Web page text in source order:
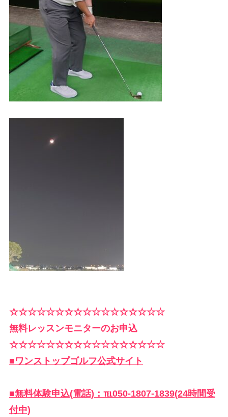
☆☆☆☆☆☆☆☆☆☆☆☆☆☆☆☆☆
無料レッスンモニターのお申込
☆☆☆☆☆☆☆☆☆☆☆☆☆☆☆☆☆
■ワンストップゴルフ公式サイト
■無料体験申込(電話)：℡050-1807-1839(24時間受
付中)